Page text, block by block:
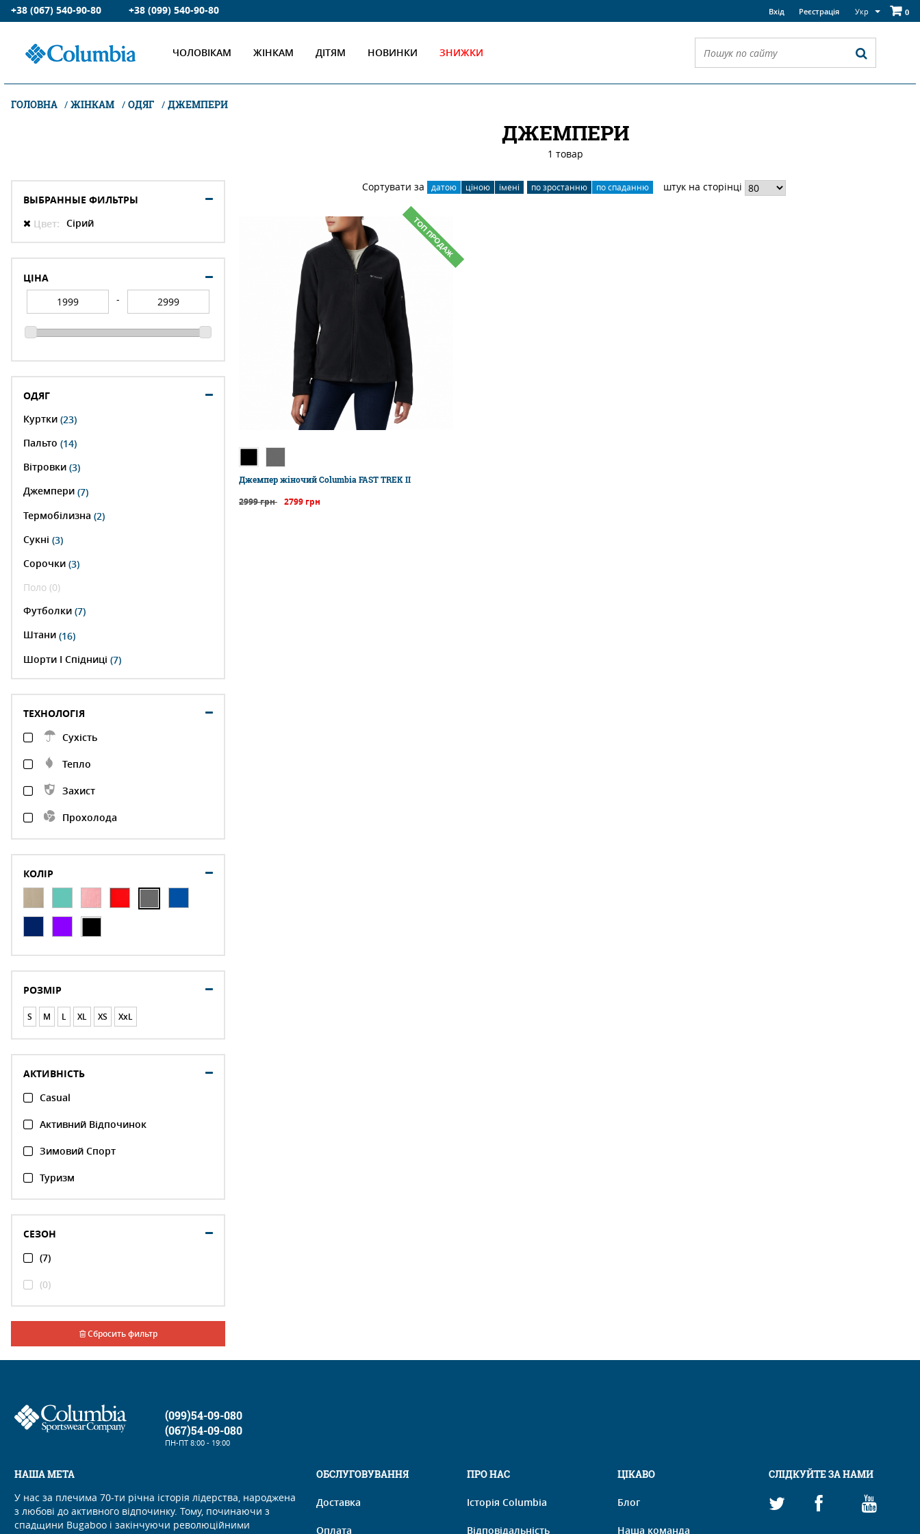
+38 (067) 540-90-80 +38 (099) 540-90-80 Вхід Реєстрація Укр 0
ЧОЛОВІКАМ ЖІНКАМ ДІТЯМ НОВИНКИ ЗНИЖКИ
ГОЛОВНА ЖІНКАМ ОДЯГ ДЖЕМПЕРИ
ДЖЕМПЕРИ
1 товар
ВЫБРАННЫЕ ФИЛЬТРЫ
Цвет: Сірий
ЦІНА
-
ОДЯГ
Куртки(23)
Пальто(14)
Вітровки(3)
Джемпери(7)
Термобілизна(2)
Сукні(3)
Сорочки(3)
Поло (0)
Футболки(7)
Штани(16)
Шорти І Спідниці(7)
ТЕХНОЛОГІЯ
Сухість
Тепло
Захист
Прохолода
КОЛІР
РОЗМІР
S M L XL XS XxL
АКТИВНІСТЬ
Casual
Активний Відпочинок
Зимовий Спорт
Туризм
СЕЗОН
(7)
(0)
Сбросить фильтр
Сортувати за датою ціною імені по зростанню по спаданню штук на сторінці
ТОП ПРОДАЖ
Джемпер жіночий Columbia FAST TREK II
2999 грн 2799 грн
(099)54-09-080
(067)54-09-080
ПН-ПТ 8:00 - 19:00
НАША МЕТА
У нас за плечима 70-ти річна історія лідерства, народжена
з любові до активного відпочинку. Тому, починаючи з
спадщини Bugaboo і закінчуючи революційними
ОБСЛУГОВУВАННЯ
Доставка
Оплата
ПРО НАС
Історія Columbia
Відповідальність
ЦІКАВО
Блог
Наша команда
СЛІДКУЙТЕ ЗА НАМИ